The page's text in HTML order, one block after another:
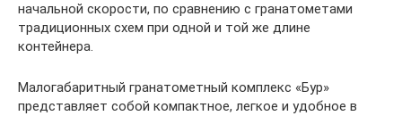
начальной скорости, по сравнению с гранатометами
традиционных схем при одной и той же длине
контейнера.
Малогабаритный гранатометный комплекс «Бур»
представляет собой компактное, легкое и удобное в